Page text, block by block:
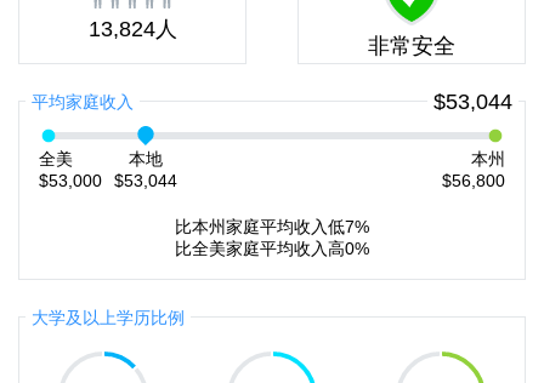
13,824人
非常安全
平均家庭收入 $53,044
全美
$53,000
本地
$53,044
本州
$56,800
比本州家庭平均收入低7%
比全美家庭平均收入高0%
大学及以上学历比例